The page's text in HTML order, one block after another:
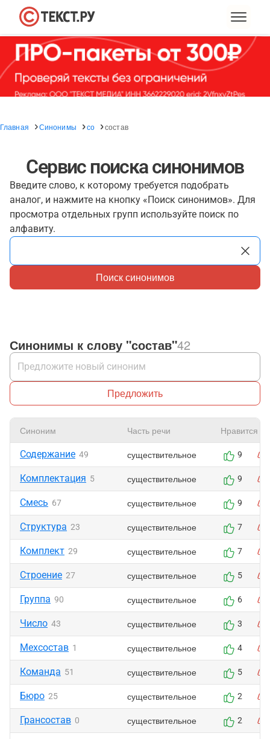
Главная Синонимы со состав
Сервис поиска синонимов
Введите слово, к которому требуется подобрать
аналог, и нажмите на кнопку «Поиск синонимов». Для
просмотра отдельных групп используйте поиск по
алфавиту.
Поиск синонимов
Синонимы к слову "состав"42
Предложить
Синоним Часть речи Нравится
Содержание 49 существительное 9
Комплектация 5 существительное 9
Смесь 67 существительное 9
Структура 23 существительное 7
Комплект 29 существительное 7
Строение 27 существительное 5
Группа 90 существительное 6
Число 43 существительное 3
Мехсостав 1 существительное 4
Команда 51 существительное 5
Бюро 25 существительное 2
Грансостав 0 существительное 2